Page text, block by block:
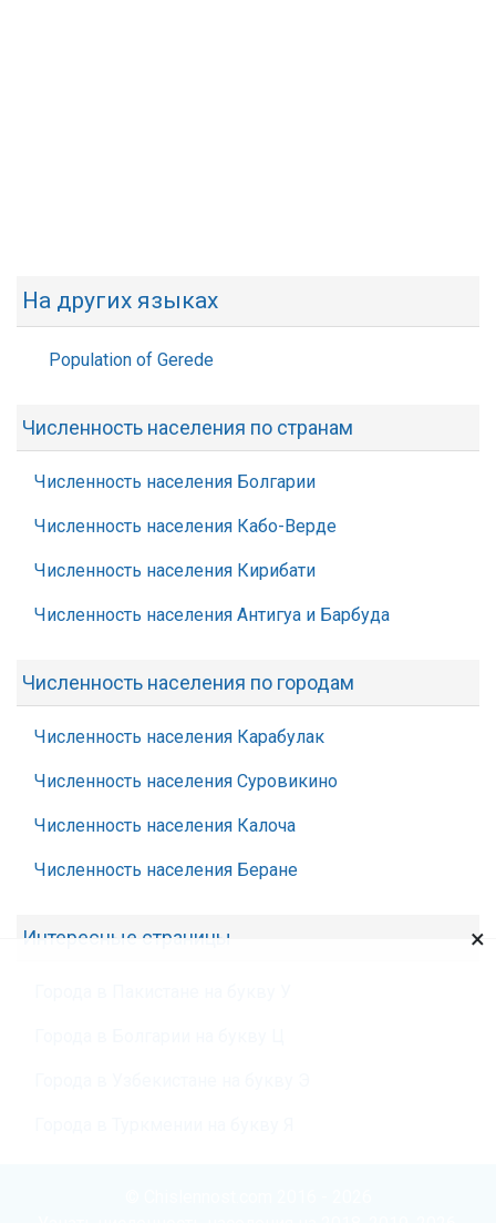
На других языках
Population of Gerede
Численность населения по странам
Численность населения Болгарии
Численность населения Кабо-Верде
Численность населения Кирибати
Численность населения Антигуа и Барбуда
Численность населения по городам
Численность населения Карабулак
Численность населения Суровикино
Численность населения Калоча
Численность населения Беране
Интересные страницы ×